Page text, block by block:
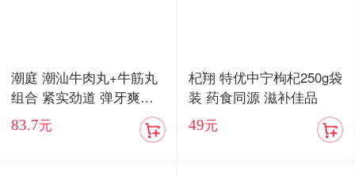
潮庭 潮汕牛肉丸+牛筋丸
组合 紧实劲道 弹牙爽口
顺丰包邮
83.7元
杞翔 特优中宁枸杞250g袋
装 药食同源 滋补佳品
49元